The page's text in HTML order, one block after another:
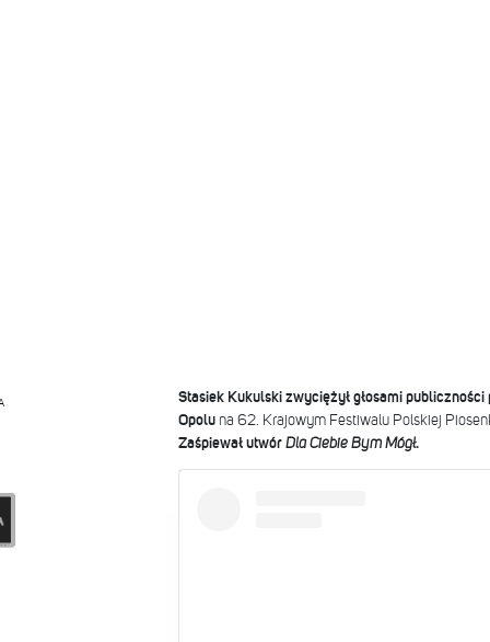
Stasiek Kukulski zwyciężył głosami
Opoluna 62. Krajowym Festiwalu Polskiej
Zaśpiewał utwór Dla Ciebie Bym Mógł.